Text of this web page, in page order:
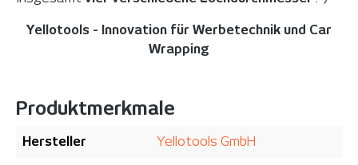
Yellotools - Innovation für Werbetechnik und Car
Wrapping
Produktmerkmale
Hersteller Yellotools GmbH